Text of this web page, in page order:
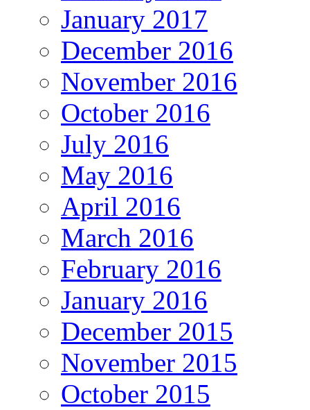
January 2017
December 2016
November 2016
October 2016
July 2016
May 2016
April 2016
March 2016
February 2016
January 2016
December 2015
November 2015
October 2015